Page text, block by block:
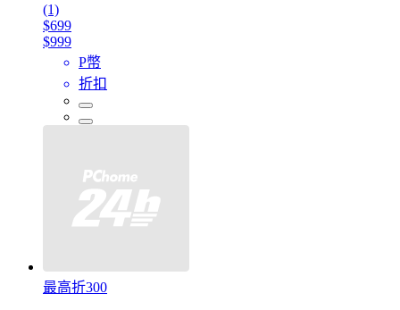
(1)
$699
$999
P幣
折扣
最高折300